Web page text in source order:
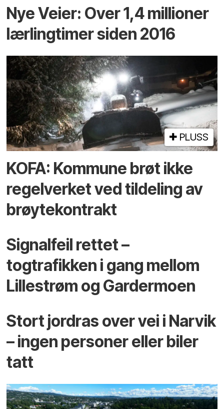
Nye Veier: Over 1,4 millioner
lærlingtimer siden 2016
PLUSS
KOFA: Kommune brøt ikke
regelverket ved tildeling av
brøytekontrakt
Signalfeil rettet –
togtrafikken i gang mellom
Lillestrøm og Gardermoen
Stort jordras over vei i Narvik
– ingen personer eller biler
tatt